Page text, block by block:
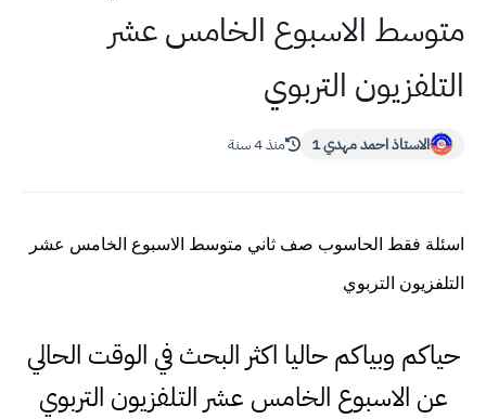
متوسط الاسبوع الخامس عشر
التلفزيون التربوي
الاستاذ احمد مهدي 1 منذ 4 سنة
اسئلة فقط الحاسوب صف ثاني متوسط الاسبوع الخامس عشر
التلفزيون التربوي
حياكم وبياكم حاليا اكثر البحث في الوقت الحالي
عن الاسبوع الخامس عشر التلفزيون التربوي